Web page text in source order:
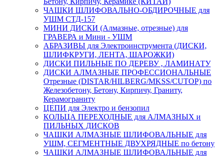
ЧАШКИ ШЛИФОВАЛЬНО-ОБДИРОЧНЫЕ для
УШМ СТД-157
МИНИ ДИСКИ (Алмазные, отрезные) для
ГРАВЕРА и Мини - УШМ
АБРАЗИВЫ для Электроинструмента (ДИСКИ,
ШЛИФКРУГИ, ЛЕНТА, ШАРОЖКИ)
ДИСКИ ПИЛЬНЫЕ ПО ДЕРЕВУ , ЛАМИНАТУ
ДИСКИ АЛМАЗНЫЕ ПРОФЕССИОНАЛЬНЫЕ
Отрезные (DISTAR/HILBERG/MKSS/CUTOP) по
Железобетону, Бетону, Кирпичу, Граниту,
Керамограниту
ЦЕПИ для Электро и бензопил
КОЛЬЦА ПЕРЕХОДНЫЕ для АЛМАЗНЫХ и
ПИЛЬНЫХ ДИСКОВ
ЧАШКИ АЛМАЗНЫЕ ШЛИФОВАЛЬНЫЕ для
УШМ, СЕГМЕНТНЫЕ ДВУХРЯДНЫЕ по бетону
ЧАШКИ АЛМАЗНЫЕ ШЛИФОВАЛЬНЫЕ для